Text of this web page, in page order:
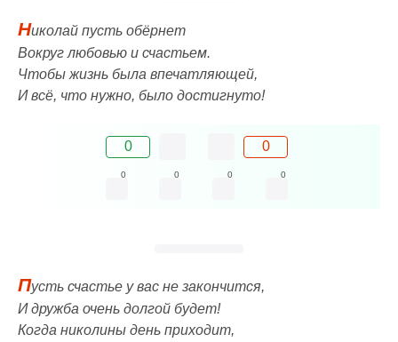
Николай пусть обёрнет
Вокруг любовью и счастьем.
Чтобы жизнь была впечатляющей,
И всё, что нужно, было достигнуто!
0 0
0 0 0 0
Пусть счастье у вас не закончится,
И дружба очень долгой будет!
Когда николины день приходит,